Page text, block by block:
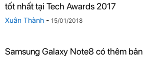
tốt nhất tại Tech Awards 2017
Xuân Thành - 15/01/2018
Samsung Galaxy Note8 có thêm bản